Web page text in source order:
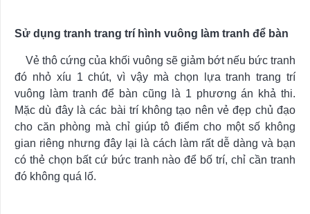
Sử dụng tranh trang trí hình vuông làm tranh để bàn
Vẻ thô cứng của khối vuông sẽ giảm bớt nếu bức tranh
đó nhỏ xíu 1 chút, vì vậy mà chọn lựa tranh trang trí
vuông làm tranh để bàn cũng là 1 phương án khả thi.
Mặc dù đây là các bài trí không tạo nên vẻ đẹp chủ đạo
cho căn phòng mà chỉ giúp tô điểm cho một số không
gian riêng nhưng đây lại là cách làm rất dễ dàng và bạn
có thẻ chọn bất cứ bức tranh nào để bố trí, chỉ cần tranh
đó không quá lố.